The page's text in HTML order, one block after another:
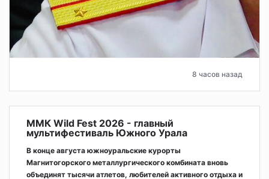
8 часов назад
ММК Wild Fest 2026 - главный
мультифестиваль Южного Урала
В конце августа южноуральские курорты
Магнитогорского металлургического комбината вновь
объединят тысячи атлетов, любителей активного отдыха и